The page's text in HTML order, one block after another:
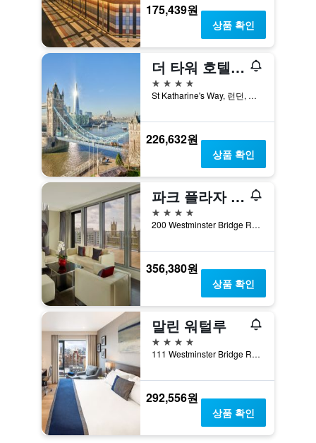
175,439원
상품 확인
더 타워 호텔, 바이 시슬
4성급
St Katharine's Way, 런던, 영국
226,632원
상품 확인
파크 플라자 런던 웨스트민스터 브리지
4성급
200 Westminster Bridge Road, 런던, 영국
356,380원
상품 확인
말린 워털루
4성급
111 Westminster Bridge Road, 런던, 영국
292,556원
상품 확인